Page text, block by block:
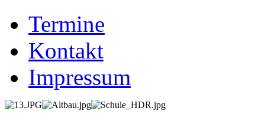
Termine
Kontakt
Impressum